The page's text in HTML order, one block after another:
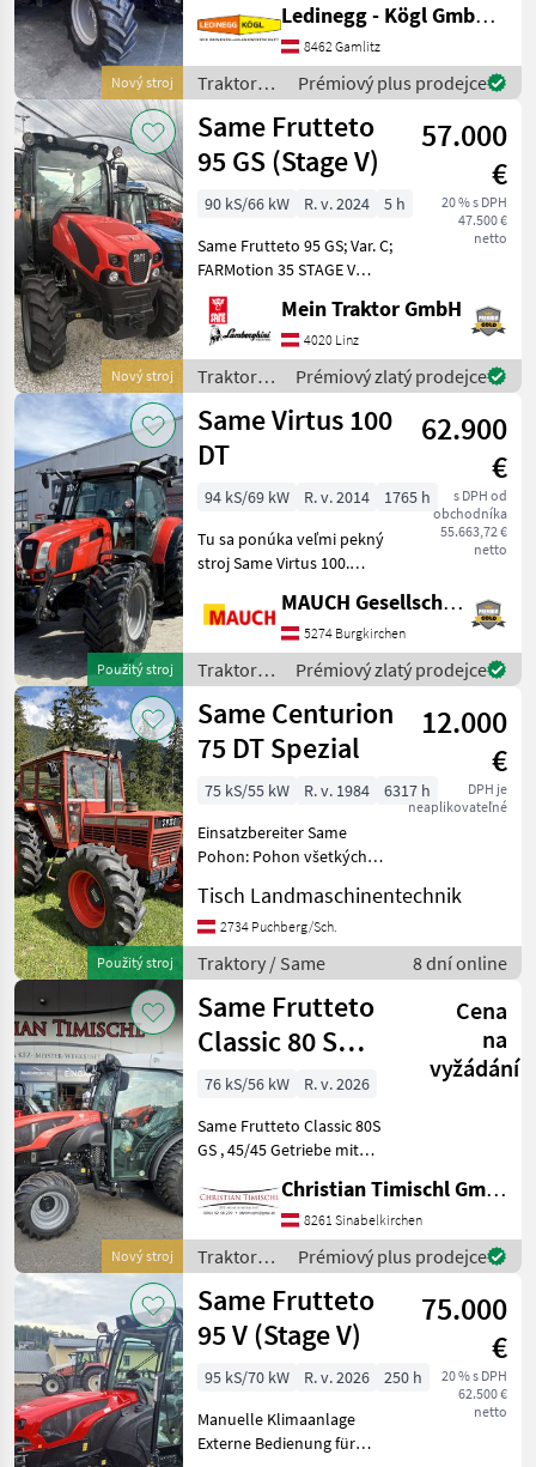
Nový stroj
komfortabler
Standardtraktor für den
universellen Einsatz in
Landwirtschaft und
Kommunalbereich. Mi
Ledinegg - Kögl GmbH - Obst- und Weinbautechnik
8462 Gamlitz
Traktory /
Same
Prémiový plus prodejce
Nový stroj
Same Frutteto
95 GS (Stage V)
57.000
€
20 % s DPH
47.500 €
netto
90 kS/66 kW R. v. 2024
5 h
Same Frutteto 95 GS; Var. C;
FARMotion 35 STAGE V
Motor. Common Rail
System. 4 Zylinder.
Hubraum: 3849 cm³.
Nenndrehzahl: 2200 U/min.
Homologierte Leistung (ECE
R 12
Mein Traktor GmbH
4020 Linz
Traktory /
Same
Prémiový zlatý prodejce
Použitý stroj
Same Virtus 100
DT
62.900
€
s DPH od
obchodníka
55.663,72 €
netto
94 kS/69 kW R. v. 2014
1765 h
Tu sa ponúka veľmi pekný
stroj Same Virtus 100.
- hydraulický brzdový ventil
- zadné horné rameno -
predné horné rameno -
klimatizáci
MAUCH Gesellschaft m.b.H. & Co.KG
5274 Burgkirchen
Traktory /
Same
Prémiový zlatý prodejce
Použitý stroj
Same Centurion
75 DT Spezial
12.000
€
DPH je
neaplikovateľné
75 kS/55 kW R. v. 1984
6317 h
Einsatzbereiter Same
Pohon: Pohon všetkých
rušňovodiča: Vodičská
kabína, Vývodový hriadeľ
hnacieho hriadeľa:
540/1000, Najvyššia
rýchlosť km/h: 30, ,
Tisch Landmaschinentechnik
2734 Puchberg/Sch.
Traktory / Same 8 dní online
Nový stroj
Same Frutteto
Classic 80 S
(Stage V)
Cena
na
vyžádání
76 kS/56 kW
R. v. 2026
Same Frutteto Classic 80S
GS , 45/45 Getriebe mit
Lastschaltung inkl.
Powershuttle und Stop&Go
Funktion, Allradautomatik,
hydraulische Hubstreb
Christian Timischl GmbH
8261 Sinabelkirchen
Traktory /
Same
Prémiový plus prodejce
Same Frutteto
95 V (Stage V)
75.000
€
20 % s DPH
62.500 €
netto
95 kS/70 kW R. v. 2026
250 h
Manuelle Klimaanlage
Externe Bedienung für